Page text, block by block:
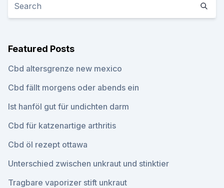
Featured Posts
Cbd altersgrenze new mexico
Cbd fällt morgens oder abends ein
Ist hanföl gut für undichten darm
Cbd für katzenartige arthritis
Cbd öl rezept ottawa
Unterschied zwischen unkraut und stinktier
Tragbare vaporizer stift unkraut